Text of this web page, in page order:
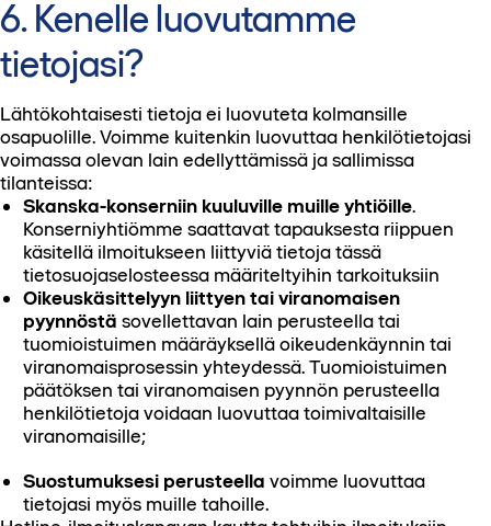
6. Kenelle luovutamme
tietojasi?
Lähtökohtaisesti tietoja ei luovuteta kolmansille
osapuolille. Voimme kuitenkin luovuttaa henkilötietojasi
voimassa olevan lain edellyttämissä ja sallimissa
tilanteissa:
Skanska-konserniin kuuluville muille yhtiöille.
Konserniyhtiömme saattavat tapauksesta riippuen
käsitellä ilmoitukseen liittyviä tietoja tässä
tietosuojaselosteessa määriteltyihin tarkoituksiin
Oikeuskäsittelyyn liittyen tai viranomaisen
pyynnöstä sovellettavan lain perusteella tai
tuomioistuimen määräyksellä oikeudenkäynnin tai
viranomaisprosessin yhteydessä. Tuomioistuimen
päätöksen tai viranomaisen pyynnön perusteella
henkilötietoja voidaan luovuttaa toimivaltaisille
viranomaisille;
Suostumuksesi perusteella voimme luovuttaa
tietojasi myös muille tahoille.